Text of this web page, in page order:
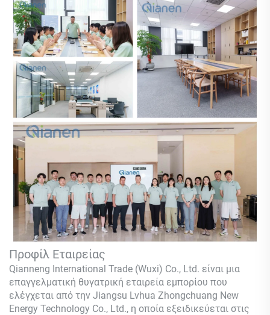
Προφίλ Εταιρείας
Qianneng International Trade (Wuxi) Co., Ltd. είναι μια
επαγγελματική θυγατρική εταιρεία εμπορίου που
ελέγχεται από την Jiangsu Lvhua Zhongchuang New
Energy Technology Co., Ltd., η οποία εξειδικεύεται στις